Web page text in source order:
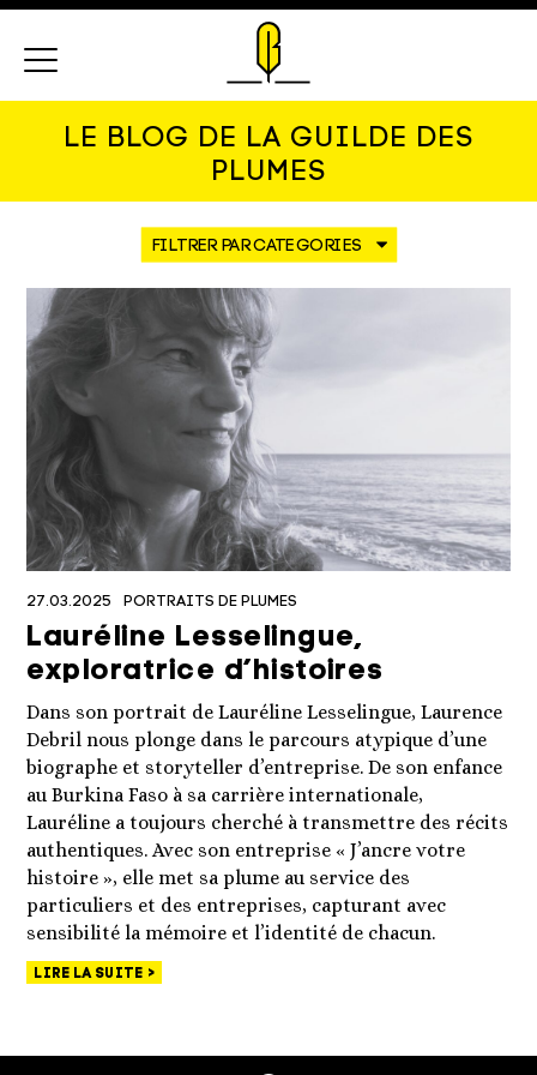
LE BLOG DE LA GUILDE DES
PLUMES
27.03.2025 PORTRAITS DE PLUMES
Lauréline Lesselingue,
exploratrice d’histoires
Dans son portrait de Lauréline Lesselingue, Laurence
Debril nous plonge dans le parcours atypique d’une
biographe et storyteller d’entreprise. De son enfance
au Burkina Faso à sa carrière internationale,
Lauréline a toujours cherché à transmettre des récits
authentiques. Avec son entreprise « J’ancre votre
histoire », elle met sa plume au service des
particuliers et des entreprises, capturant avec
sensibilité la mémoire et l’identité de chacun.
LIRE LA SUITE